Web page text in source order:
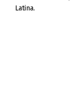
Latina.